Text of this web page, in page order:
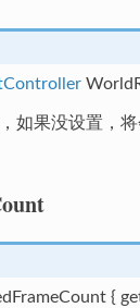
如果没设置，
{